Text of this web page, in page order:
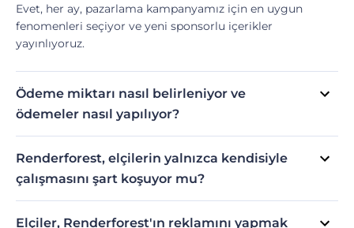
Evet, her ay, pazarlama kampanyamız için en uygun
fenomenleri seçiyor ve yeni sponsorlu içerikler
yayınlıyoruz.
Ödeme miktarı nasıl belirleniyor ve
ödemeler nasıl yapılıyor?
Tüm ücretler; hedef kitlenizin büyüklüğüne, erişimine ve
etkileşimine bağlı olarak doğrudan elçilerle görüşülerek
belirleniyor. Ödemeler banka havalesi ya da PayPal ile
yapılıyor.
Renderforest, elçilerin yalnızca kendisiyle
çalışmasını şart koşuyor mu?
Evet, bizimle çalışırken, doğrudan rakiplerimizden
herhangi birinin reklamını yapmayacağınızı kabul
Elçiler, Renderforest'ın reklamını yapmak